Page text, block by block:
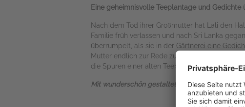
Eine geheimnisvolle Teeplantage und Gedichte
Nach dem Tod ihrer Großmutter hat Lali den
Familie früh verlassen und nach Sri Lanka
überrumpelt, als sie in der Gärtnerei eine
Mutter endlich zur Rede zu stellen. Zum
die Spuren einer alten Teeplantage und stößt
Mit wunderschön gestaltetem Farbschnitt:Die